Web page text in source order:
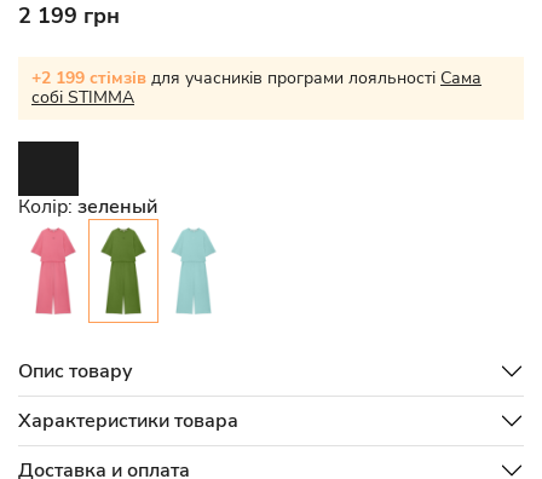
2 199 грн
+2 199 стімзів для учасників програми лояльності Сама
собі STIMMA
Колір: зеленый
Опис товару
Характеристики товара
Доставка и оплата